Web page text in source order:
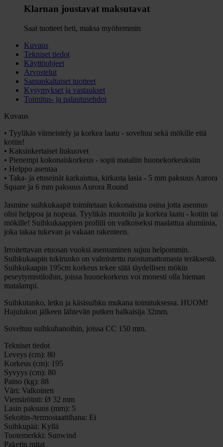
Klarnan joustavat maksutavat
Saat tuotteet heti, maksa myöhemmin
Kuvaus
Tekniset tiedot
Käyttöohjeet
Arvostelut
Samankaltaiset tuotteet
Kysymykset ja vastaukset
Toimitus- ja palautusehdot
Kuvaus
• Tyylikäs viimeistely ja korkea laatu - soveltuu sekä mökille että
kotiin!
• Kaksinkertaiset liukuovet
• Pienempi kokonaiskorkeus - sopii mataliin huonekorkeuksiin
• Helppo asentaa
• Taka- ja etuseinät karkaistua, kirkasta lasia - 5 mm paksuus Aurora
Square ja 6 mm paksuus Aurora Round
Jasmine suihkukaapit toimitetaan kokonaisina osina jotta asennus
olisi helppoa ja nopeaa. Tyylikäs muotoilu ja korkea laatu - kotiin tai
mökille! Suihkukaappien profiili on valkoiseksi maalattua alumiinia,
joka takaa tukevan ja vakaan rakenteen.
Irroitettavan etuosan vuoksi asentaminen sujuu helpommin.
Suihkukaapin tukirunko on valmistettu ruostumattomasta teräksestä.
Suihkukaapin 195cm korkeus tekee siitä täydellisen mökin
peseytymistiloihin, joissa huonekorkeus voi monesti olla hieman
matalampi.
Suihkutanko, letku ja käsisuihku mukana toimituksessa. HUOM!
Hajulukon jälkeen lähtevän putken halkaisija 32mm.
Soveltuu suihkuhanoihin, joissa CC 150 mm.
Tekniset tiedot
Leveys (cm): 80
Korkeus (cm): 195
Syvyys (cm): 80
Paino (kg): 88
Väri: Valkoinen
Viemäröinti: Ø 32 mm
Lasin paksuus (mm): 5
Sekoitin-/termostaattihana: Ei
Suihkupää: Kyllä
Tuotemerkki: Sunwind
Paketin mitat